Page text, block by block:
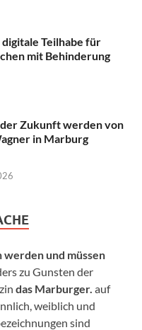
Teilhabe für
mit Behinderung
Zukunft werden von
in Marburg
werden und müssen
zu Gunsten der
das Marburger. auf
weiblich und
sind